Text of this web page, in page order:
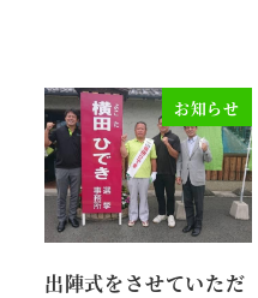
お知らせ
出陣式をさせていただ